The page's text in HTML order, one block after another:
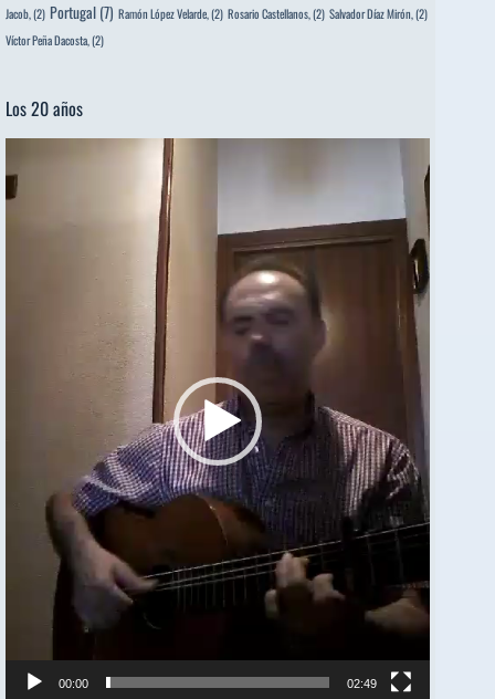
Jacob,(2) Portugal (7) Ramón López Velarde,(2) Rosario Castellanos,(2) Salvador Díaz Mirón,(2)
Víctor Peña Dacosta,(2)
Los 20 años
de
vídeo
00:00 02:49